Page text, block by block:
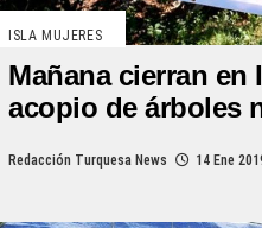
ISLA MUJERES
Mañana cierran en
acopio de árboles
Redacción Turquesa News 14 Ene